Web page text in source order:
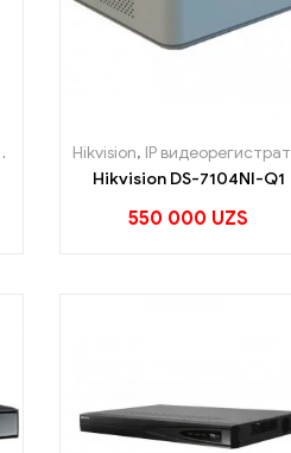
Hikvision, IP видеорегистраторы
Hikvision DS-7104NI-Q1
550 000 UZS